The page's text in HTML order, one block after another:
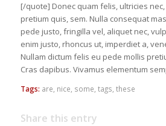
[/quote] Donec quam felis, ultricies
pretium quis, sem. Nulla consequat
pede justo, fringilla vel, aliquet nec,
enim justo, rhoncus ut, imperdiet a,
Nullam dictum felis eu pede mollis
Cras dapibus. Vivamus elementum
Tags: are, nice, some, tags, these
Share this entry